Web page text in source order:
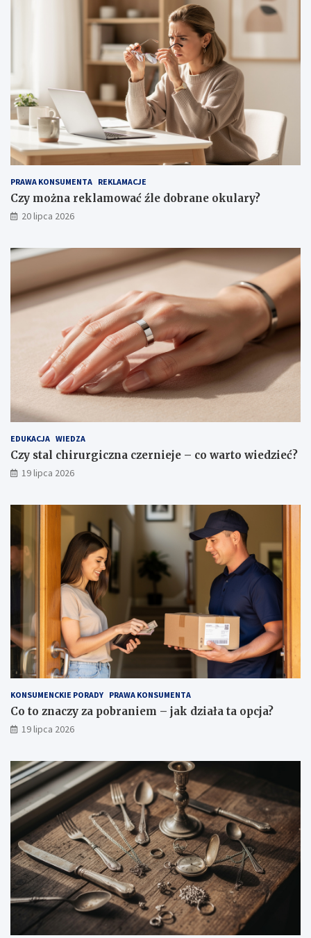
PRAWA KONSUMENTA REKLAMACJE
Czy można reklamować źle dobrane okulary?
20 lipca 2026
EDUKACJA WIEDZA
Czy stal chirurgiczna czernieje – co warto wiedzieć?
19 lipca 2026
KONSUMENCKIE PORADY PRAWA KONSUMENTA
Co to znaczy za pobraniem – jak działa ta opcja?
19 lipca 2026